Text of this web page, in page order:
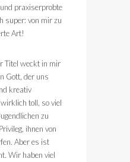
praxiserprobte
super: von mir zu
Art!
Titel weckt in mir
Gott, der uns
kreativ
toll, so viel
zu
ihnen von
Aber es ist
Wir haben viel